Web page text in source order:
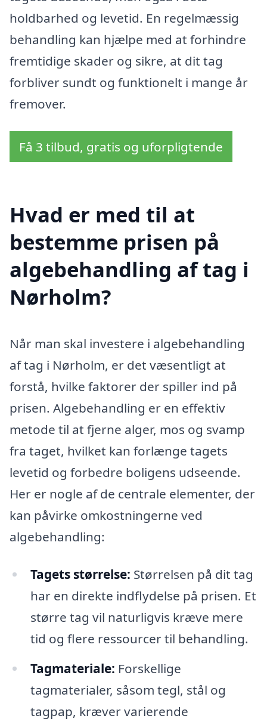
holdbarhed og levetid. En regelmæssig
behandling kan hjælpe med at forhindre
fremtidige skader og sikre, at dit tag
forbliver sundt og funktionelt i mange år
fremover.
Få 3 tilbud, gratis og uforpligtende
Hvad er med til at
bestemme prisen på
algebehandling af tag i
Nørholm?
Når man skal investere i algebehandling
af tag i Nørholm, er det væsentligt at
forstå, hvilke faktorer der spiller ind på
prisen. Algebehandling er en effektiv
metode til at fjerne alger, mos og svamp
fra taget, hvilket kan forlænge tagets
levetid og forbedre boligens udseende.
Her er nogle af de centrale elementer, der
kan påvirke omkostningerne ved
algebehandling:
Tagets størrelse: Størrelsen på dit tag
har en direkte indflydelse på prisen. Et
større tag vil naturligvis kræve mere
tid og flere ressourcer til behandling.
Tagmateriale: Forskellige
tagmaterialer, såsom tegl, stål og
tagpap, kræver varierende